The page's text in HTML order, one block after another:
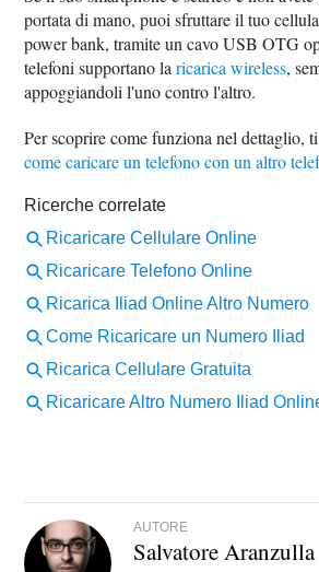
portata di mano, puoi sfruttare il tuo
power bank, tramite un cavo USB OTG
telefoni supportano laricarica wireless,
appoggiandoli l'uno contro l'altro.
Per scoprire come funziona nel dettaglio,
come caricare un telefono con un altro
AUTORE
Salvatore Aranzulla